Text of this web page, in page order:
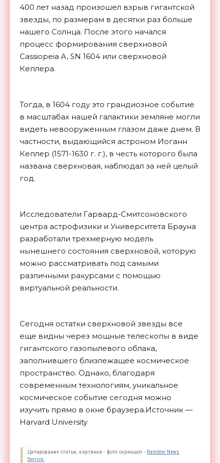
400 лет назад произошел взрыв гигантской
звезды, по размерам в десятки раз больше
нашего Солнца. После этого начался
процесс формирования сверхновой
Cassiopeia A, SN 1604 или сверхновой
Кеплера.
Тогда, в 1604 году это грандиозное событие
в масштабах нашей галактики земляне могли
видеть невооруженным глазом даже днем. В
частности, выдающийся астроном Иоганн
Кеплер (1571-1630 г. г.), в честь которого была
названа сверхновая, наблюдал за ней целый
год.
Исследователи Гарвард-Смитсоновского
центра астрофизики и Университета Брауна
разработали трехмерную модель
нынешнего состояния сверхновой, которую
можно рассматривать под самыми
различными ракурсами с помощью
виртуальной реальности.
Сегодня остатки сверхновой звезды все
еще видны через мощные телескопы в виде
гигантского газопылевого облака,
заполнившего близлежащее космическое
пространство. Однако, благодаря
современным технологиям, уникальное
космическое событие сегодня можно
изучить прямо в окне браузера.Источник —
Harvard University
Цитирование статьи, картинки - фото скриншот - Rambler News
Service.